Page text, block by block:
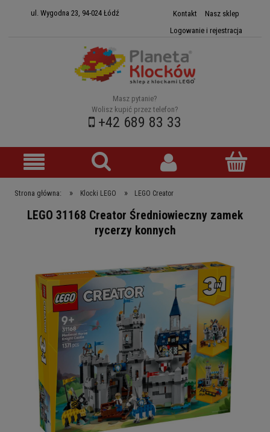
ul. Wygodna 23, 94-024 Łódź Kontakt
Nasz sklep
Logowanie i rejestracja
Masz pytanie?
Wolisz kupić przez telefon?
+42 689 83 33
Strona główna: » Klocki LEGO » LEGO Creator
LEGO 31168 Creator Średniowieczny zamek
rycerzy konnych